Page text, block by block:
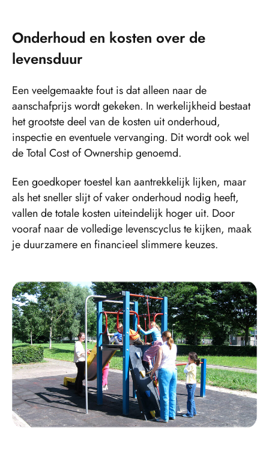
Onderhoud en kosten over de
levensduur
Een veelgemaakte fout is dat alleen naar de
aanschafprijs wordt gekeken. In werkelijkheid bestaat
het grootste deel van de kosten uit onderhoud,
inspectie en eventuele vervanging. Dit wordt ook wel
de Total Cost of Ownership genoemd.
Een goedkoper toestel kan aantrekkelijk lijken, maar
als het sneller slijt of vaker onderhoud nodig heeft,
vallen de totale kosten uiteindelijk hoger uit. Door
vooraf naar de volledige levenscyclus te kijken, maak
je duurzamere en financieel slimmere keuzes.